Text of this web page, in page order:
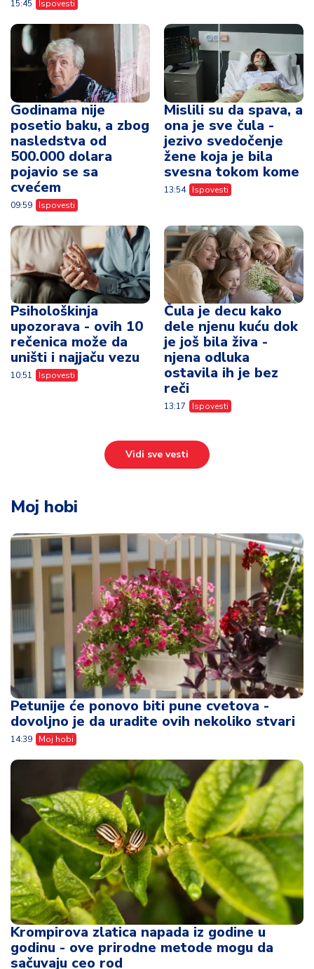
15:45 Ispovesti
Godinama nije
posetio baku, a zbog
nasledstva od
500.000 dolara
pojavio se sa
cvećem
09:59 Ispovesti
Mislili su da spava, a
ona je sve čula -
jezivo svedočenje
žene koja je bila
svesna tokom kome
13:54 Ispovesti
Psihološkinja
upozorava - ovih 10
rečenica može da
uništi i najjaču vezu
10:51 Ispovesti
Čula je decu kako
dele njenu kuću dok
je još bila živa -
njena odluka
ostavila ih je bez
reči
13:17 Ispovesti
Vidi sve vesti
Moj hobi
Petunije će ponovo biti pune cvetova -
dovoljno je da uradite ovih nekoliko stvari
14:39 Moj hobi
Krompirova zlatica napada iz godine u
godinu - ove prirodne metode mogu da
sačuvaju ceo rod